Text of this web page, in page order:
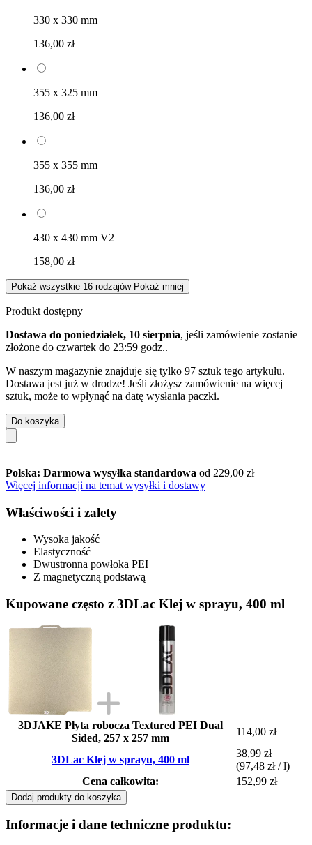
330 x 330 mm
136,00 zł
355 x 325 mm
136,00 zł
355 x 355 mm
136,00 zł
430 x 430 mm V2
158,00 zł
Pokaż wszystkie 16 rodzajów Pokaż mniej
Produkt dostępny
Dostawa do poniedziałek, 10 sierpnia, jeśli zamówienie zostanie
złożone do czwartek do 23:59 godz..
W naszym magazynie znajduje się tylko 97 sztuk tego artykułu.
Dostawa jest już w drodze! Jeśli złożysz zamówienie na więcej
sztuk, może to wpłynąć na datę wysłania paczki.
Do koszyka
Polska: Darmowa wysyłka standardowa od 229,00 zł
Więcej informacji na temat wysyłki i dostawy
Właściwości i zalety
Wysoka jakość
Elastyczność
Dwustronna powłoka PEI
Z magnetyczną podstawą
Kupowane często z 3DLac Klej w sprayu, 400 ml
3DJAKE Płyta robocza Textured PEI Dual
Sided, 257 x 257 mm
114,00 zł
3DLac Klej w sprayu, 400 ml
38,99 zł
(97,48 zł / l)
Cena całkowita:
152,99 zł
Dodaj produkty do koszyka
Informacje i dane techniczne produktu: